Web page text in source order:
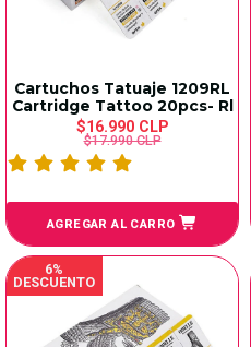
Cartuchos Tatuaje 1209RL
Cartridge Tattoo 20pcs- Rl
$16.990 CLP
$17.990 CLP
AGREGAR AL CARRO
6%
DESCUENTO